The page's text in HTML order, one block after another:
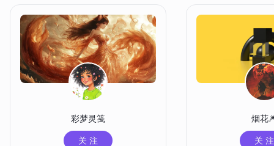
彩梦灵笺
关 注
烟花
关 注